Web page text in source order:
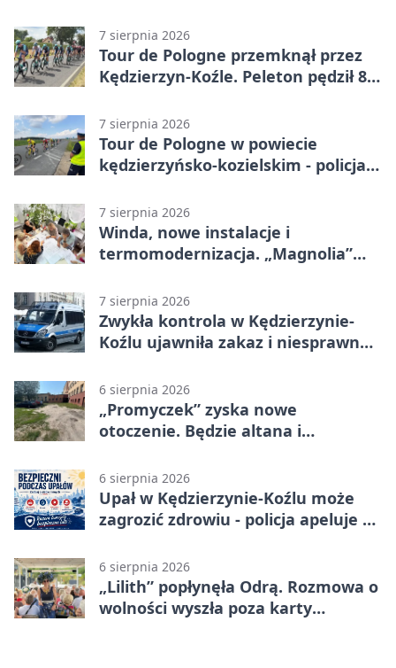
7 sierpnia 2026
Tour de Pologne przemknął przez
Kędzierzyn-Koźle. Peleton pędził 80
7 sierpnia 2026
Tour de Pologne w powiecie
kędzierzyńsko-kozielskim - policja
7 sierpnia 2026
Winda, nowe instalacje i
termomodernizacja. „Magnolia”
7 sierpnia 2026
Zwykła kontrola w Kędzierzynie-
Koźlu ujawniła zakaz i niesprawne
6 sierpnia 2026
„Promyczek” zyska nowe
otoczenie. Będzie altana i
6 sierpnia 2026
Upał w Kędzierzynie-Koźlu może
zagrozić zdrowiu - policja apeluje o
6 sierpnia 2026
„Lilith” popłynęła Odrą. Rozmowa o
wolności wyszła poza karty